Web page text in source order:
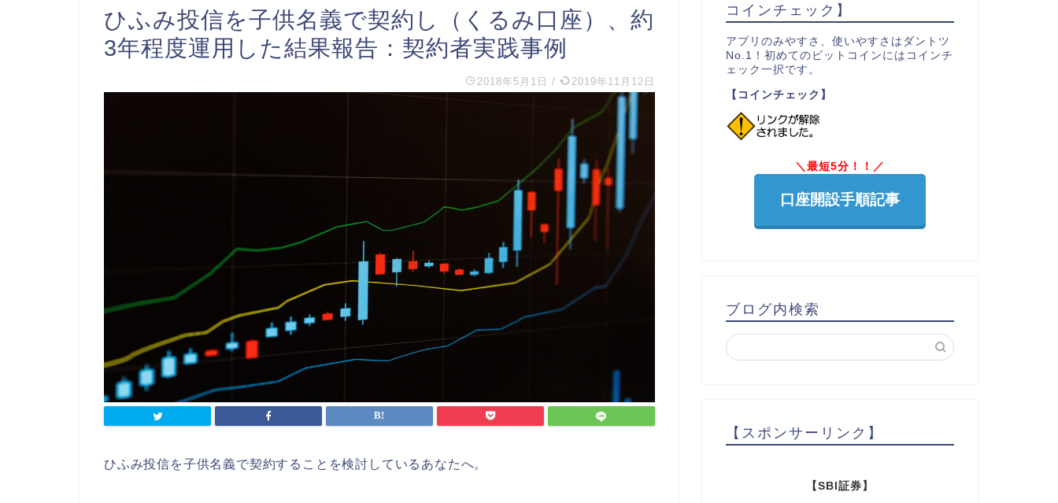
ひふみ投信を子供名義で契約し（くるみ口座）、約
3年程度運用した結果報告：契約者実践事例
2018年5月1日 / 2019年11月12日
ひふみ投信を子供名義で契約することを検討しているあなたへ。
コインチェック】
アプリのみやすさ、使いやすさはダントツ
No.1！初めてのビットコインにはコインチ
ェック一択です。
【コインチェック】
＼最短5分！！／
口座開設手順記事
ブログ内検索
【スポンサーリンク】
【SBI証券】